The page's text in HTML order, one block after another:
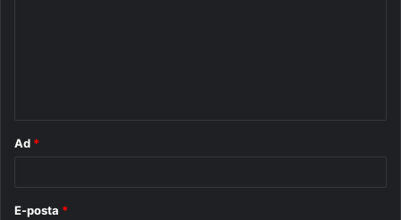
Ad *
E-posta *